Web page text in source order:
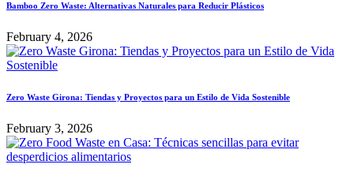
Bamboo Zero Waste: Alternativas Naturales para Reducir Plásticos
February 4, 2026
Zero Waste Girona: Tiendas y Proyectos para un Estilo de Vida Sostenible
February 3, 2026